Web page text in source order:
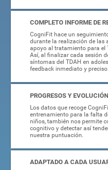
COMPLETO INFORME DE
CogniFit hace un
durante la realización de las
apoyo al tratamiento para el
Así, al finalizar cada sesión
síntomas del TDAH en
feedback inmediato y preciso.
PROGRESOS Y EVOLUCIÓN
Los datos que recoge
entrenamiento para la falta
niños, también nos permite
cognitivo y detectar así
nuestra puntuación.
ADAPTADO A CADA